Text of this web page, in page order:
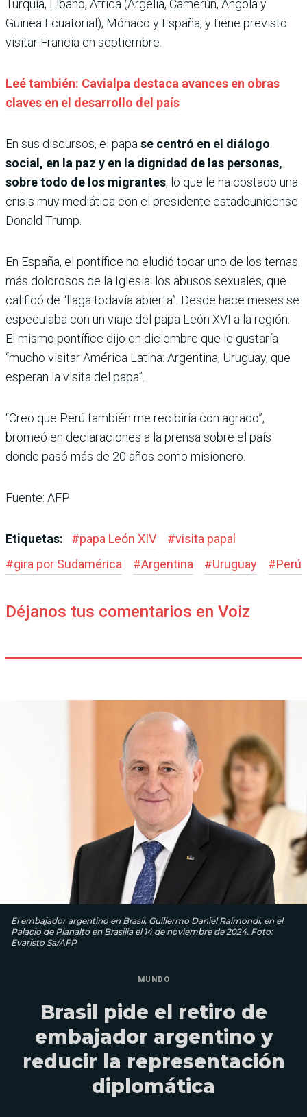
Turquía, Líbano, África (Argelia, Camerún, Angola y
Guinea Ecuatorial), Mónaco y España, y tiene previsto
visitar Francia en septiembre.
Leé también: Cavialpa destaca avances en obras
claves en el desarrollo del país
En sus discursos, el papa se centró en el diálogo
social, en la paz y en la dignidad de las personas,
sobre todo de los migrantes, lo que le ha costado una
crisis muy mediática con el presidente estadounidense
Donald Trump.
En España, el pontífice no eludió tocar uno de los temas
más dolorosos de la Iglesia: los abusos sexuales, que
calificó de “llaga todavía abierta”. Desde hace meses se
especulaba con un viaje del papa León XVI a la región.
El mismo pontífice dijo en diciembre que le gustaría
“mucho visitar América Latina: Argentina, Uruguay, que
esperan la visita del papa”.
“Creo que Perú también me recibiría con agrado”,
bromeó en declaraciones a la prensa sobre el país
donde pasó más de 20 años como misionero.
Fuente: AFP
Etiquetas: #papa León XIV #visita papal
#gira por Sudamérica #Argentina #Uruguay #Perú
Déjanos tus comentarios en Voiz
El embajador argentino en Brasil, Guillermo Daniel Raimondi, en el
Palacio de Planalto en Brasilia el 14 de noviembre de 2024. Foto:
Evaristo Sa/AFP
MUNDO
Brasil pide el retiro de
embajador argentino y
reducir la representación
diplomática